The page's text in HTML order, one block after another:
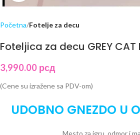
Početna Fotelje za decu
Foteljica za decu GREY CAT
3,990.00 рсд
(Cene su izražene sa PDV-om)
UDOBNO GNEZDO U
Mesto za igru, odmor i